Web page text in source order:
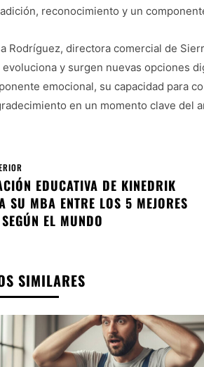
reconocimiento y un
Rodríguez, directora comercial de
y surgen nuevas opciones
emocional, su capacidad para
en un momento clave del
EDUCATIVA DE KINEDRIK
SU MBA ENTRE LOS 5 MEJORES
EL MUNDO
SIMILARES